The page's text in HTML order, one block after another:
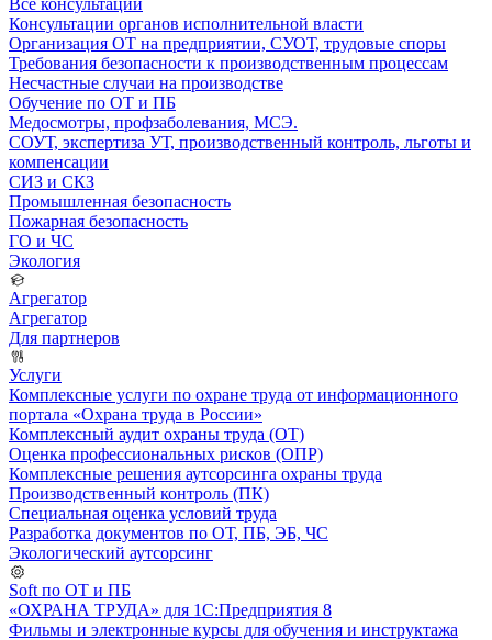
Все консультации
Консультации органов исполнительной власти
Организация ОТ на предприятии, СУОТ, трудовые споры
Требования безопасности к производственным процессам
Несчастные случаи на производстве
Обучение по ОТ и ПБ
Медосмотры, профзаболевания, МСЭ.
СОУТ, экспертиза УТ, производственный контроль, льготы и
компенсации
СИЗ и СКЗ
Промышленная безопасность
Пожарная безопасность
ГО и ЧС
Экология
Агрегатор
Агрегатор
Для партнеров
Услуги
Комплексные услуги по охране труда от информационного
портала «Охрана труда в России»
Комплексный аудит охраны труда (ОТ)
Оценка профессиональных рисков (ОПР)
Комплексные решения аутсорсинга охраны труда
Производственный контроль (ПК)
Специальная оценка условий труда
Разработка документов по ОТ, ПБ, ЭБ, ЧС
Экологический аутсорсинг
Soft по ОТ и ПБ
«ОХРАНА ТРУДА» для 1С:Предприятия 8
Фильмы и электронные курсы для обучения и инструктажа